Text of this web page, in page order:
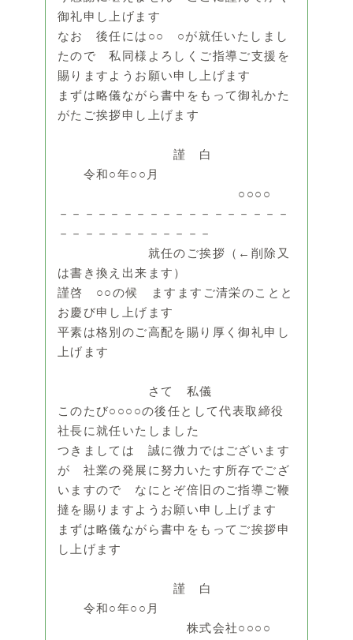
御礼申し上げます
なお 後任には○○ ○が就任いたしまし
たので 私同様よろしくご指導ご支援を
賜りますようお願い申し上げます
まずは略儀ながら書中をもって御礼かた
がたご挨拶申し上げます
謹 白
令和○年○○月
○○○○
－－－－－－－－－－－－－－－－－－
－－－－－－－－－－－－
就任のご挨拶（←削除又
は書き換え出来ます）
謹啓 ○○の候 ますますご清栄のことと
お慶び申し上げます
平素は格別のご高配を賜り厚く御礼申し
上げます
さて 私儀
このたび○○○○の後任として代表取締役
社長に就任いたしました
つきましては 誠に微力ではございます
が 社業の発展に努力いたす所存でござ
いますので なにとぞ倍旧のご指導ご鞭
撻を賜りますようお願い申し上げます
まずは略儀ながら書中をもってご挨拶申
し上げます
謹 白
令和○年○○月
株式会社○○○○